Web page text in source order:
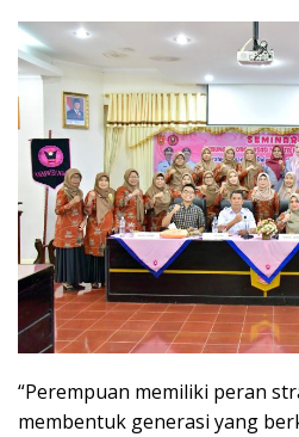
“Perempuan memiliki peran
membentuk generasi yang